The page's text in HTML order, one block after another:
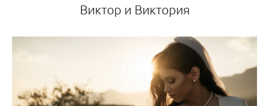
Виктор и Виктория